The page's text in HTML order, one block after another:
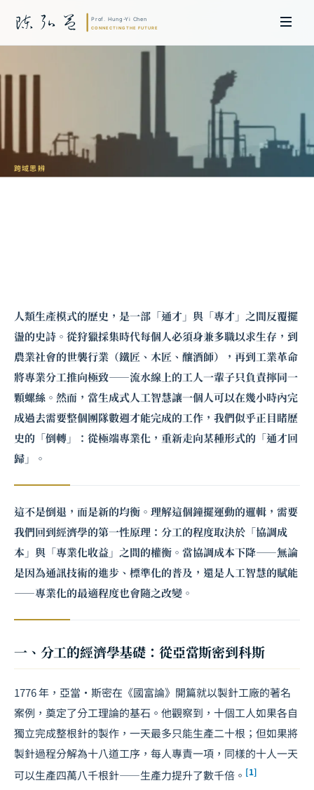
跨域思辨
人類生產模式的歷史，是一部「通才」與「專才」之間反覆擺
盪的史詩。從狩獵採集時代每個人必須身兼多職以求生存，到
農業社會的世襲行業（鐵匠、木匠、釀酒師），再到工業革命
將專業分工推向極致——流水線上的工人一輩子只負責擰同一
顆螺絲。然而，當生成式人工智慧讓一個人可以在幾小時內完
成過去需要整個團隊數週才能完成的工作，我們似乎正目睹歷
史的「倒轉」：從極端專業化，重新走向某種形式的「通才回
歸」。
這不是倒退，而是新的均衡。理解這個鐘擺運動的邏輯，需要
我們回到經濟學的第一性原理：分工的程度取決於「協調成
本」與「專業化收益」之間的權衡。當協調成本下降——無論
是因為通訊技術的進步、標準化的普及，還是人工智慧的賦能
——專業化的最適程度也會隨之改變。
一、分工的經濟學基礎：從亞當斯密到科斯
1776 年，亞當·斯密在《國富論》開篇就以製針工廠的著名
案例，奠定了分工理論的基石。他觀察到，十個工人如果各自
獨立完成整根針的製作，一天最多只能生產二十根；但如果將
製針過程分解為十八道工序，每人專責一項，同樣的十人一天
可以生產四萬八千根針——生產力提升了數千倍。 [1]